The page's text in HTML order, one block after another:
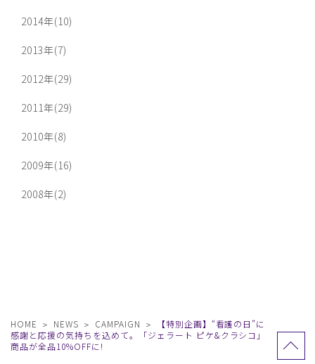
2014年(10)
2013年(7)
2012年(29)
2011年(29)
2010年(8)
2009年(16)
2008年(2)
HOME NEWS CAMPAIGN
【特別企画】“看護の日”に
感謝と応援の気持ちを込めて。「ジェラート ピケ&クラシコ」
商品が全品10%OFFに!